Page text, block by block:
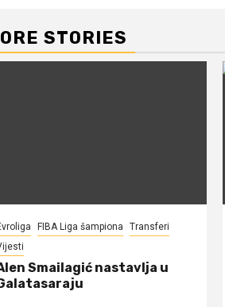
STORIES
FIBA Liga šampiona
Transferi
Smailagić nastavlja u